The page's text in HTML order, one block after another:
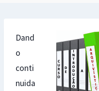
Dand
o
conti
nuida